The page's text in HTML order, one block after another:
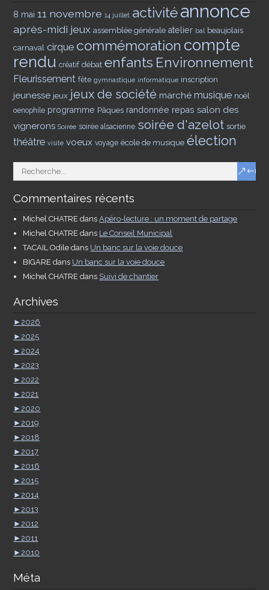
8 mai 11 novembre 14 juillet activitéannonce
après-midi jeux assemblée générale atelier bal beaujolais
carnaval cirque commémoration compte
rendu créatif débat enfants Environnement
Fleurissement fête gymnastique informatique inscription
jeunesse jeux jeux de société marché musique noël
oenophile programme Pâques randonnée repas salon des
vignerons Soirée soirée alsacienne soirée d'azelot sortie
théâtre visite voeux voyage école de musique élection
Commentaires récents
Michel CHATRE dansApéro-lecture : un moment de partage
Michel CHATRE dans Le Conseil Municipal
TACAIL Odile dans Un banc sur la voie douce
BIGARE dans Un banc sur la voie douce
Michel CHATRE dans Suivi de chantier
Archives
►2026
►2025
►2024
►2023
►2022
►2021
►2020
►2019
►2018
►2017
►2016
►2015
►2014
►2013
►2012
►2011
►2010
Méta